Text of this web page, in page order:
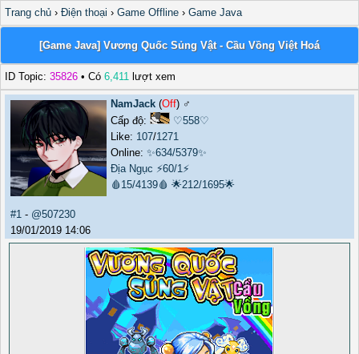
Trang chủ › Điện thoại › Game Offline › Game Java
[Game Java] Vương Quốc Sủng Vật - Cầu Vồng Việt Hoá
ID Topic: 35826 • Có 6,411 lượt xem
NamJack (Off) ♂️
Cấp độ:
♡558♡
Like: 107/1271
Online: ✨634/5379✨
Địa Ngục ⚡60/1⚡
🩸15/4139🩸 🌟212/1695🌟
#1 - @507230
19/01/2019 14:06